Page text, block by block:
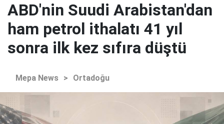
ABD'nin Suudi Arabistan'dan
ham petrol ithalatı 41 yıl
sonra ilk kez sıfıra düştü
Mepa News > Ortadoğu